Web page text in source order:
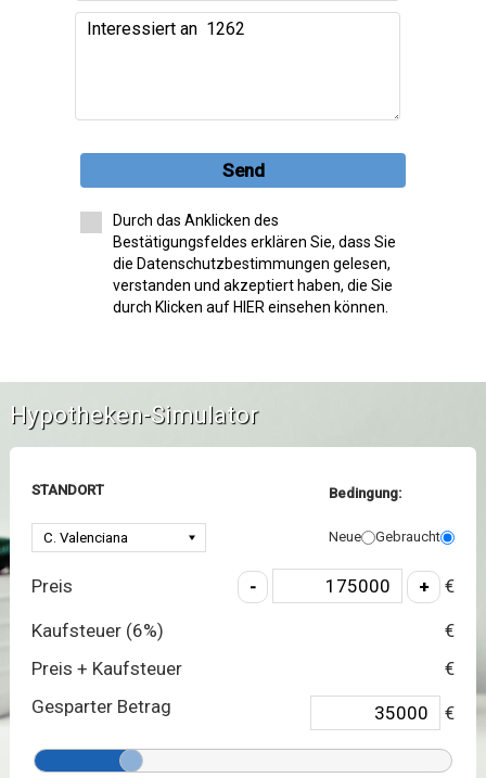
Send
Durch das Anklicken des
Bestätigungsfeldes erklären Sie, dass Sie
die Datenschutzbestimmungen gelesen,
verstanden und akzeptiert haben, die Sie
durch Klicken auf HIER einsehen können.
Hypotheken-Simulator
STANDORT Bedingung:
Neue Gebraucht
Preis €
Kaufsteuer (6%)
€
Preis + Kaufsteuer
€
Gesparter Betrag
€